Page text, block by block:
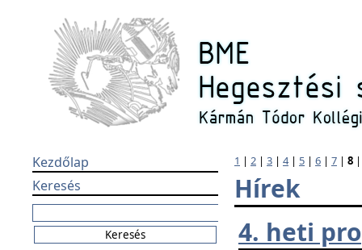
Kezdőlap
Keresés
1 | 2 | 3 | 4| 5 | 6 | 7 | 8
Hírek
4. heti